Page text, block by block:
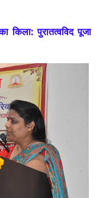
किला: पुरातत्वविद पूजा